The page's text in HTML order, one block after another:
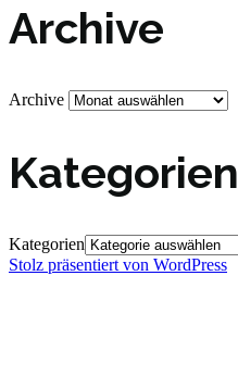
Archive
Archive
Kategorien
Kategorien
Stolz präsentiert von WordPress